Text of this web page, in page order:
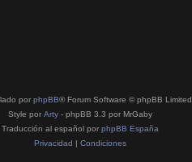
por phpBB® Forum Software © phpBB Limited
Style por Arty - phpBB 3.3 por MrGaby
Traducción al español por phpBB España
Privacidad | Condiciones